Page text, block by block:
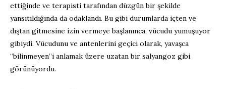
ettiğinde ve terapisti tarafından düzgün bir şekilde
yansıtıldığında da odaklandı. Bu gibi durumlarda içten ve
dıştan gitmesine izin vermeye başlanınca, vücudu yumuşuyor
gibiydi. Vücudunu ve antenlerini geçici olarak, yavaşca
“bilinmeyen”i anlamak üzere uzatan bir salyangoz gibi
görünüyordu.